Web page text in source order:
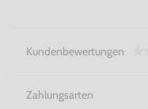
Kundenbewertungen
Zahlungsarten